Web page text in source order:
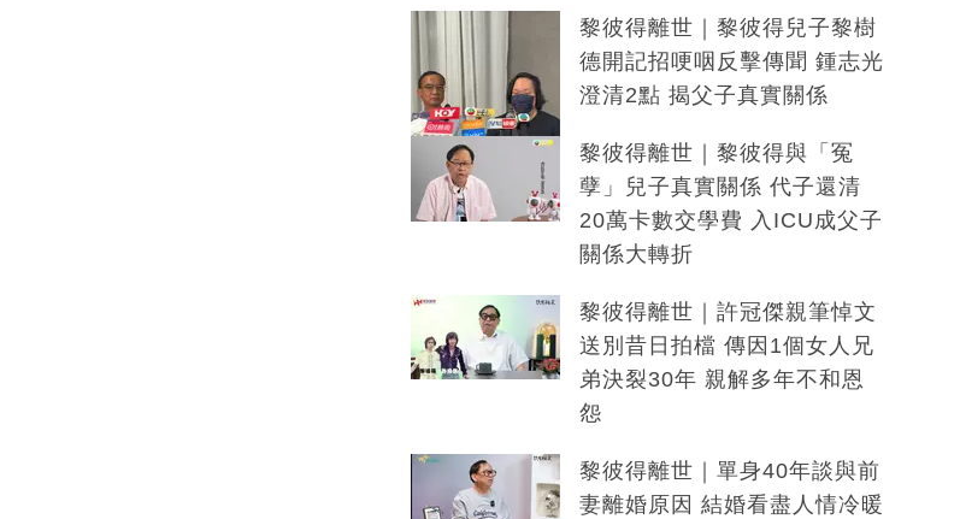
黎彼得離世｜黎彼得兒子黎樹
德開記招哽咽反擊傳聞 鍾志光
澄清2點 揭父子真實關係
黎彼得離世｜黎彼得與「冤
孽」兒子真實關係 代子還清
20萬卡數交學費 入ICU成父子
關係大轉折
黎彼得離世｜許冠傑親筆悼文
送別昔日拍檔 傳因1個女人兄
弟決裂30年 親解多年不和恩
怨
黎彼得離世｜單身40年談與前
妻離婚原因 結婚看盡人情冷暖